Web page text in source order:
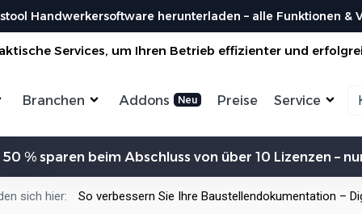
Handwerkersoftware herunterladen – alle Funktionen &
Services, um Ihren Betrieb effizienter und
Aufträge verwalten
Enegrieberater
Hausverwalter
Büroservice
Branchen Addons Preise Service
Magazin
Bei uns findest du spannendes Blogartikel
vieles mehr ...
Nutzen
% sparen beim Abschluss von über 10 Lizenzen –
sich hier: So verbessern Sie Ihre Baustellendokumentation –